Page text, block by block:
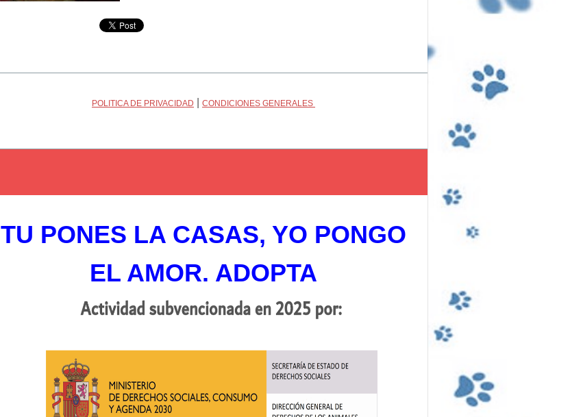
POLITICA DE PRIVACIDAD |CONDICIONES GENERALES
TU PONES LA CASAS, YO PONGO
EL AMOR. ADOPTA